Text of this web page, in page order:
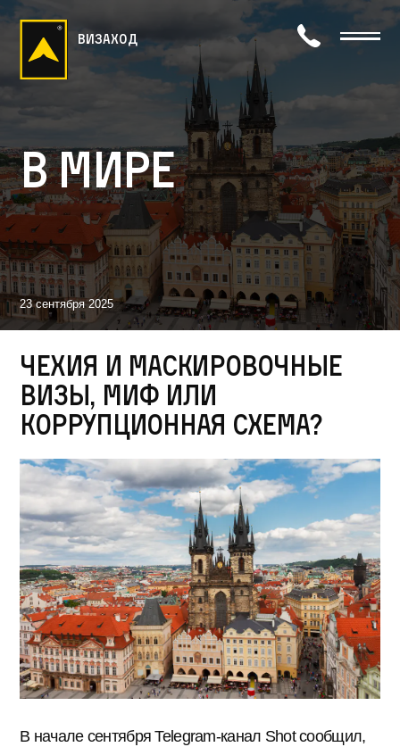
визаход
В мире
23 сентября 2025
Чехия и маскировочные
визы, миф или
коррупционная схема?
В начале сентября Telegram-канал Shot сообщил,